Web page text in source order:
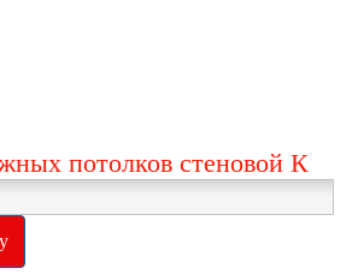
потолков стеновой К